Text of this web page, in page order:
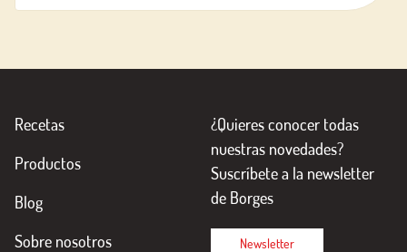
Recetas
Productos
Blog
Sobre nosotros
¿Quieres conocer todas
nuestras novedades?
Suscríbete a la newsletter
de Borges
Newsletter